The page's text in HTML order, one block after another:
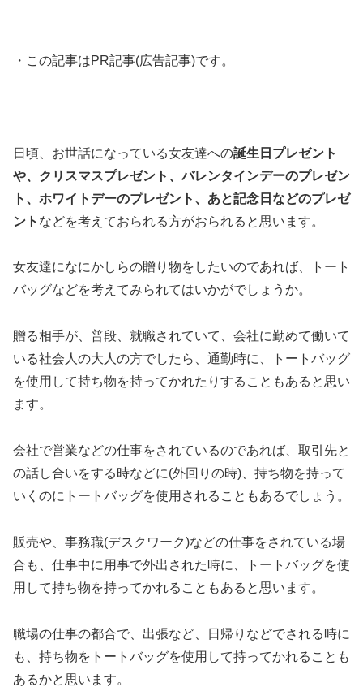
・この記事はPR記事(広告記事)です。
日頃、お世話になっている女友達への誕生日プレゼント
や、クリスマスプレゼント、バレンタインデーのプレゼン
ト、ホワイトデーのプレゼント、あと記念日などのプレゼ
ント などを考えておられる方がおられると思います。
女友達になにかしらの贈り物をしたいのであれば、トート
バッグなどを考えてみられてはいかがでしょうか。
贈る相手が、普段、就職されていて、会社に勤めて働いて
いる社会人の大人の方でしたら、通勤時に、トートバッグ
を使用して持ち物を持ってかれたりすることもあると思い
ます。
会社で営業などの仕事をされているのであれば、取引先と
の話し合いをする時などに(外回りの時)、持ち物を持って
いくのにトートバッグを使用されることもあるでしょう。
販売や、事務職(デスクワーク)などの仕事をされている場
合も、仕事中に用事で外出された時に、トートバッグを使
用して持ち物を持ってかれることもあると思います。
職場の仕事の都合で、出張など、日帰りなどでされる時に
も、持ち物をトートバッグを使用して持ってかれることも
あるかと思います。